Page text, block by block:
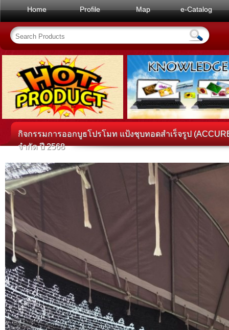
Home Profile Map e-Catalog
กิจกรรมการออกบูธโปรโมท แป้งชุบทอดสำเร็จรูป
จำกัด ปี 2568